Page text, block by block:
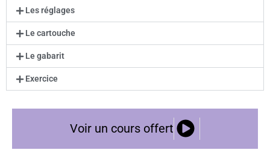
Les réglages
Le cartouche
Le gabarit
Exercice
Voir un cours offert